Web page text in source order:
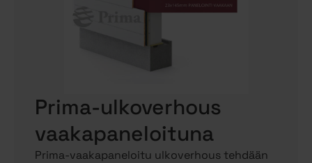
Prima-ulkoverhous
vaakapaneloituna
Prima-vaakapaneloitu ulkoverhous tehdään